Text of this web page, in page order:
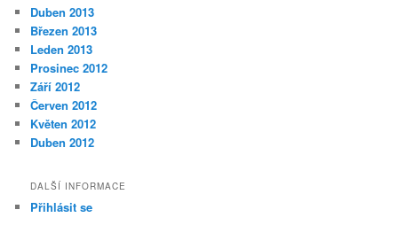
Duben 2013
Březen 2013
Leden 2013
Prosinec 2012
Září 2012
Červen 2012
Květen 2012
Duben 2012
DALŠÍ INFORMACE
Přihlásit se